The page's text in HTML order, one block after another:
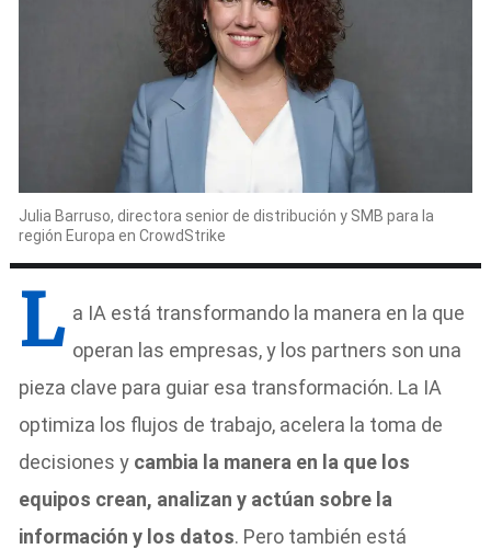
Julia Barruso, directora senior de distribución y SMB para la
región Europa en CrowdStrike
L a IA está transformando la manera en la que
operan las empresas, y los partners son una
pieza clave para guiar esa transformación. La IA
optimiza los flujos de trabajo, acelera la toma de
decisiones y cambia la manera en la que los
equipos crean, analizan y actúan sobre la
información y los datos. Pero también está